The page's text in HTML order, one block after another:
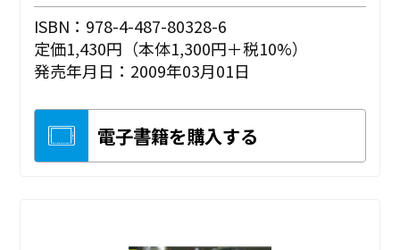
ISBN：978-4-487-80328-6
定価1,430円（本体1,300円＋税10%）
発売年月日：2009年03月01日
電子書籍を購入する